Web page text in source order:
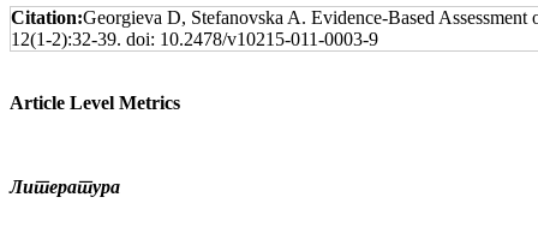
Citation:Georgieva D, Stefanovska A. Evidence-Based
12(1-2):32-39. doi: 10.2478/v10215-011-0003-9
Article Level Metrics
Литература